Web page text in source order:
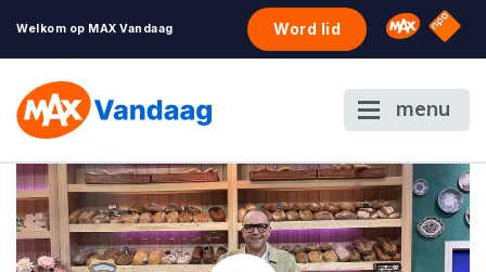
Welkom op MAX Vandaag Word lid Omroep
NPO
menu